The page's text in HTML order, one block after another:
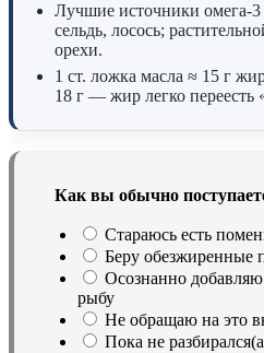
Лучшие источники омега-
сельдь, лосось;
орехи.
1 ст. ложка масла ≈ 15 г
18 г — жир легко переесть
Как вы обычно
Стараюсь есть
Беру обезжиренные
Осознанно
рыбу
Не обращаю на это
Пока не